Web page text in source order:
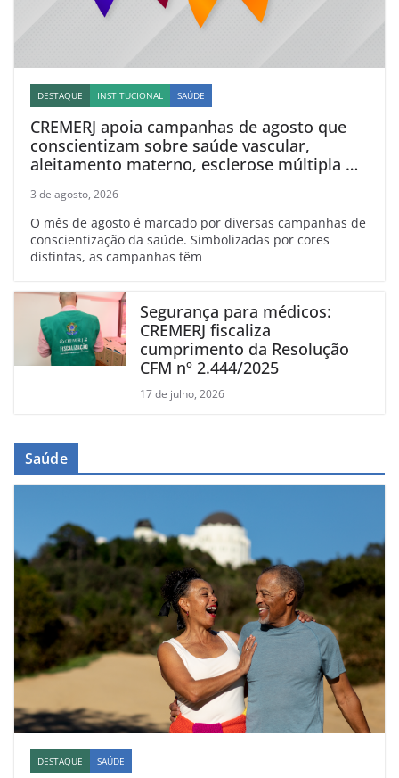
DESTAQUE INSTITUCIONAL SAÚDE
CREMERJ apoia campanhas de agosto que
conscientizam sobre saúde vascular,
aleitamento materno, esclerose múltipla e
3 de agosto, 2026
O mês de agosto é marcado por diversas campanhas de
conscientização da saúde. Simbolizadas por cores
distintas, as campanhas têm
Segurança para médicos:
CREMERJ fiscaliza
cumprimento da Resolução
CFM nº 2.444/2025
17 de julho, 2026
Saúde
DESTAQUE SAÚDE